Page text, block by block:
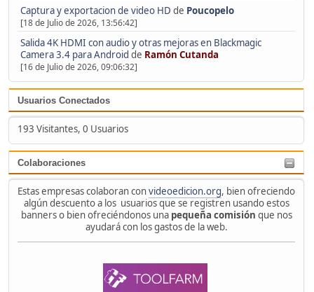
Captura y exportacion de video HD de Poucopelo
[18 de Julio de 2026, 13:56:42]
Salida 4K HDMI con audio y otras mejoras en Blackmagic
Camera 3.4 para Android de Ramón Cutanda
[16 de Julio de 2026, 09:06:32]
Usuarios Conectados
193 Visitantes, 0 Usuarios
Colaboraciones
Estas empresas colaboran convideoedicion.org, bien ofreciendo
algún descuento a los usuarios que se registren usando estos
banners o bien ofreciéndonos una pequeña comisión que nos
ayudará con los gastos de la web.